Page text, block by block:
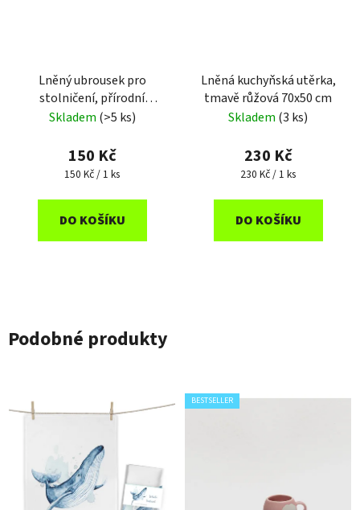
Lněný ubrousek pro
stolničení, přírodní
béžová 30x30 cm
Skladem (>5 ks)
150 Kč
Měrná
150 Kč / 1 ks
DO KOŠÍKU
Lněná kuchyňská utěrka,
tmavě růžová 70x50 cm
Skladem (3 ks)
230 Kč
Měrná
230 Kč / 1 ks
DO KOŠÍKU
Podobné produkty
BESTSELLER